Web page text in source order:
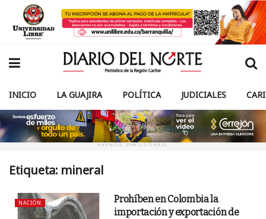
INICIO LA GUAJIRA POLÍTICA JUDICIALES
ANUNCIO PUBLICITARIO
Etiqueta: mineral
NACIÓN
Prohíben en Colombia la
importación y exportación de